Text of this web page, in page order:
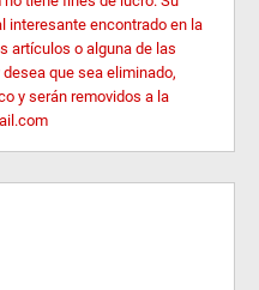
interesante encontrado en la
artículos o alguna de las
que sea eliminado,
y serán removidos a la